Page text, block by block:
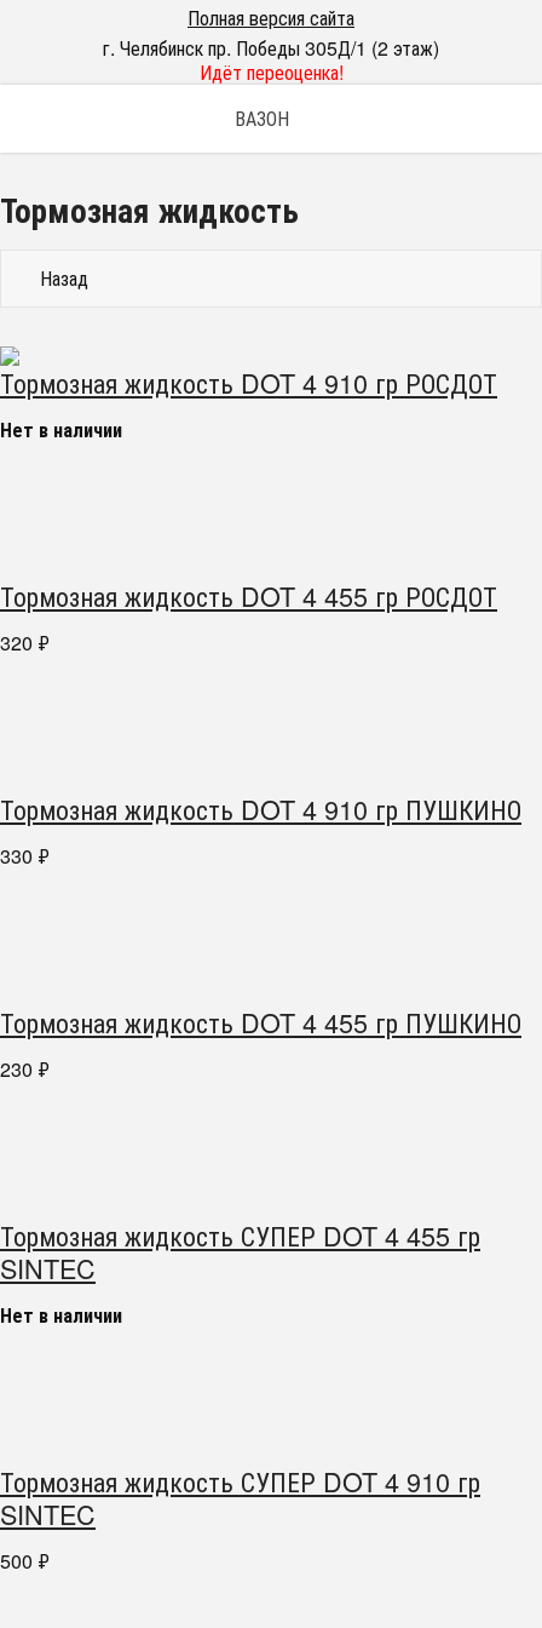
Полная версия сайта
г. Челябинск пр. Победы 305Д/1 (2 этаж)
Идёт переоценка!
ВАЗОН
Тормозная жидкость
Назад
Тормозная жидкость DOT 4 910 гр РОСДОТ
Нет в наличии
Тормозная жидкость DOT 4 455 гр РОСДОТ
320 ₽
Тормозная жидкость DOT 4 910 гр ПУШКИНО
330 ₽
Тормозная жидкость DOT 4 455 гр ПУШКИНО
230 ₽
Тормозная жидкость СУПЕР DOT 4 455 гр
SINTEC
Нет в наличии
Тормозная жидкость СУПЕР DOT 4 910 гр
SINTEC
500 ₽